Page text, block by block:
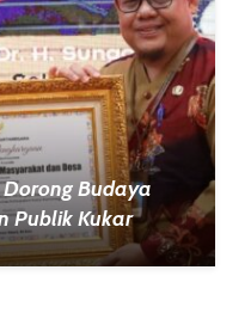
Budaya
Publik Kukar